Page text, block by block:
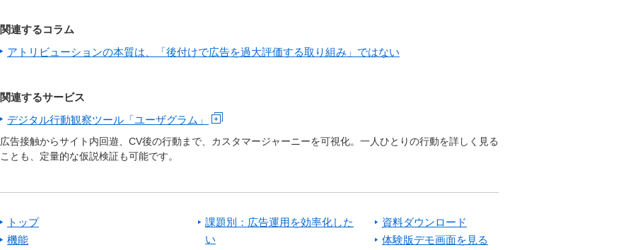
関連するコラム
アトリビューションの本質は、「後付けで広告を過大評価する取り組み」ではない
関連するサービス
デジタル行動観察ツール「ユーザグラム」
広告接触からサイト内回遊、CV後の行動まで、カスタマージャーニーを可視化。一人ひとりの行動を詳しく見る
ことも、定量的な仮説検証も可能です。
トップ
機能
課題別：広告運用を効率化した
い
資料ダウンロード
体験版デモ画面を見る